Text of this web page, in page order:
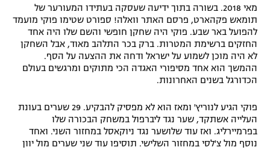
תקנון משתתפים וזוכים בפרסים
תקנון עבור פעילות אלקטרה
תקנון עבור פעילות ספורט 1 – "מרלן"
טניס
גיימינג E-Sports
מדיניות פרטיות
פוטבול אמריקאי NFL
בייסבול MLB
ספורט אתגרי ואקסטרים
אומנויות לחימה
גיימינג E-Sports
מאי 2018. בשורה בתוך ידיעה שעסקה בעתידו המעורער של
תומאש פקהארט, פרסם האתר וואלה! ספורט שטימו פוקי מועמד
להפועל באר שבע. פוקי היה שחקן חופשי והשם שלו היה אחד
החזקים ברשימת המטרות. ברק בכר התלהב מאוד, אבל השחקן
לא היה מוכן לשמוע על ישראל ודחה את ההצעה על הסף.
ההמשך הוא אחד מסיפורי האגדה הכי מתוקים ומרגשים בעולם
הכדורגל בשנים האחרונות.
פוקי הגיע לנוריץ' ומאז הוא לא מפסיק להבקיע. 29 שערים בעונת
העלייה אשתקד, שער נגד ליברפול במשחק הבכורה שלו
בפרמיירליג. ואז עוד שלושער נגד ניוקאסל במחזור השני. ואחד
נוסף מול צ'לסי במחזור השלישי. תוסיפו עוד שני שערים מול יוון